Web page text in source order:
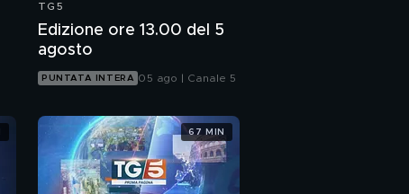
TG5
Edizione ore 13.00 del 5
agosto
PUNTATA INTERA 05 ago | Canale 5
67 MIN